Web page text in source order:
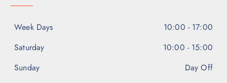
Week Days
10:00 - 17:00
Saturday
10:00 - 15:00
Sunday
Day Off